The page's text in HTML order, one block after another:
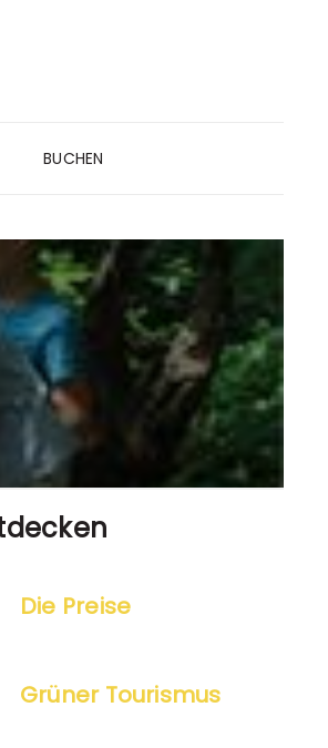
BUCHEN
Die Preise
Grüner Tourismus